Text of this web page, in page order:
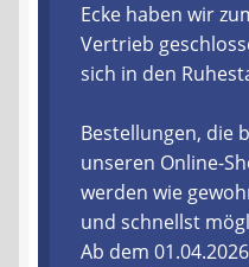
Ablauf einer Bestellung
Zahlungsarten
Lieferzeit &
Ecke haben wir
Vertrieb
sich in den
Bestellungen, die
unseren Online-
werden wie
und schnellst
Ab dem